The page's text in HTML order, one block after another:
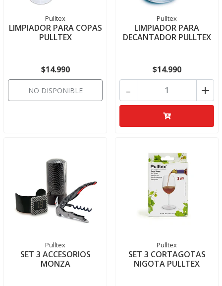
Pulltex
LIMPIADOR PARA COPAS
PULLTEX
$14.990
NO DISPONIBLE
Pulltex
LIMPIADOR PARA
DECANTADOR PULLTEX
$14.990
+
-
Pulltex
SET 3 ACCESORIOS
MONZA
Pulltex
SET 3 CORTAGOTAS
NIGOTA PULLTEX